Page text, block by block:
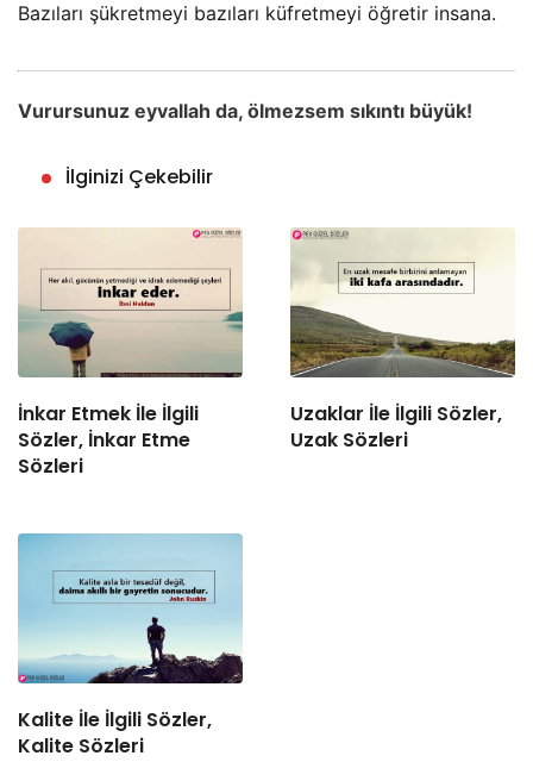
Bazıları şükretmeyi bazıları küfretmeyi öğretir insana.
Vurursunuz eyvallah da, ölmezsem sıkıntı büyük!
İlginizi Çekebilir
İnkar Etmek İle İlgili
Sözler, İnkar Etme
Sözleri
Uzaklar İle İlgili Sözler,
Uzak Sözleri
Kalite İle İlgili Sözler,
Kalite Sözleri